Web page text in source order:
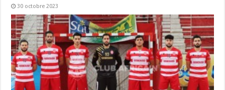
30 octobre 2023